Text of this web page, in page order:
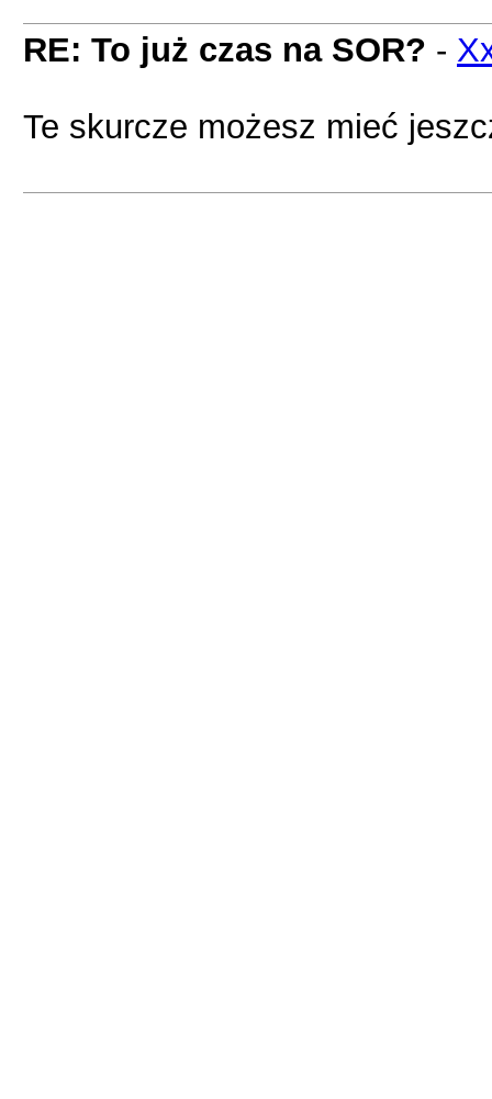
RE: To już czas na SOR? -
Te skurcze możesz mieć